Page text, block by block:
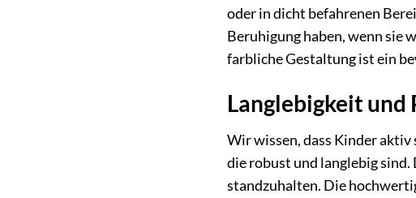
oder in dicht befahrenen
Beruhigung haben, wenn sie
farbliche Gestaltung ist ein
Langlebigkeit
Wir wissen, dass Kinder
die robust und langlebig
standzuhalten. Die